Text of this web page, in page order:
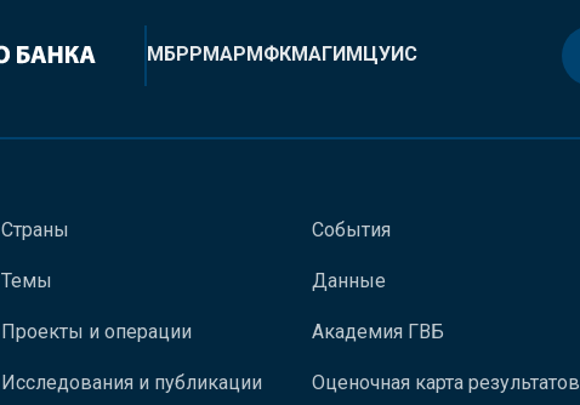
МБРРМАРМФКМАГИМЦУИС
Страны
Темы
Проекты и операции
Исследования и публикации
События
Данные
Академия ГВБ
Оценочная карта результатов